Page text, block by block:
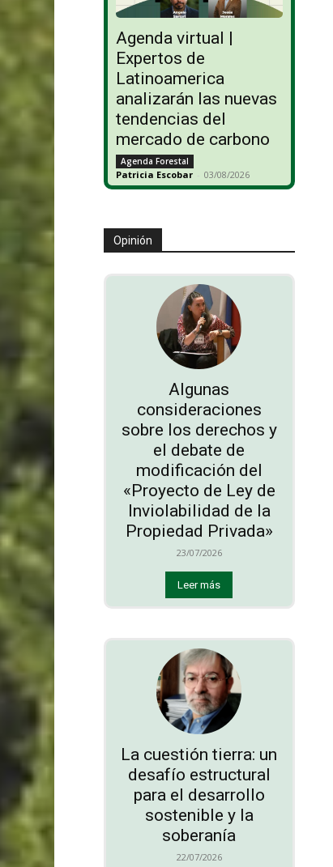
Agenda virtual |
Expertos de
Latinoamerica
analizarán las nuevas
tendencias del
mercado de carbono
Agenda Forestal
Patricia Escobar - 03/08/2026
Opinión
Algunas
consideraciones
sobre los derechos y
el debate de
modificación del
«Proyecto de Ley de
Inviolabilidad de la
Propiedad Privada»
23/07/2026
Leer más
La cuestión tierra: un
desafío estructural
para el desarrollo
sostenible y la
soberanía
22/07/2026